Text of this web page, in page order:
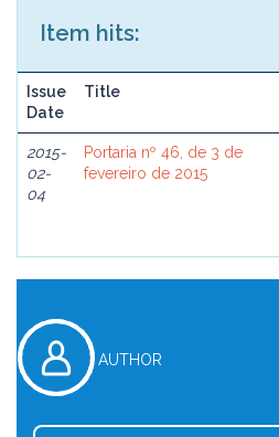
Item hits:
Issue
Date
Title
2015-
02-
04
Portaria nº 46, de 3 de
fevereiro de 2015
AUTHOR